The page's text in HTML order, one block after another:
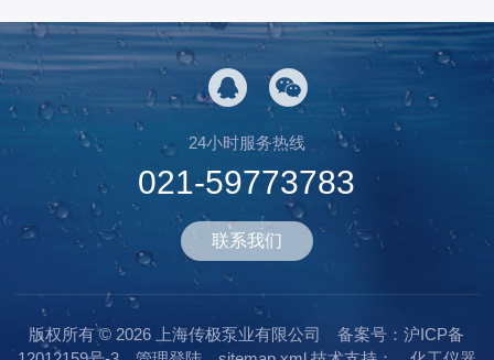
24小时服务热线
021-59773783
联系我们
版权所有 © 2026 上海传极泵业有限公司备案号：沪ICP备